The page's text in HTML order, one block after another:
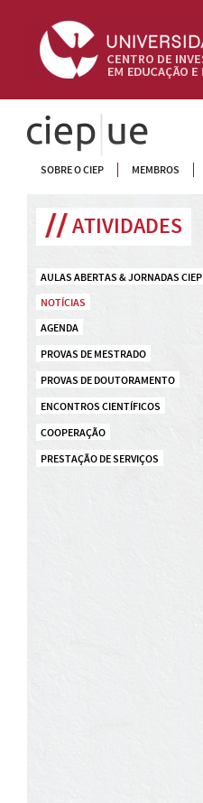
CIEP
SOBRE O CIEP MEMBROS
ATIVIDADES
AULAS ABERTAS & JORNADAS CIEP
NOTÍCIAS
AGENDA
PROVAS DE MESTRADO
PROVAS DE DOUTORAMENTO
ENCONTROS CIENTÍFICOS
COOPERAÇÃO
PRESTAÇÃO DE SERVIÇOS